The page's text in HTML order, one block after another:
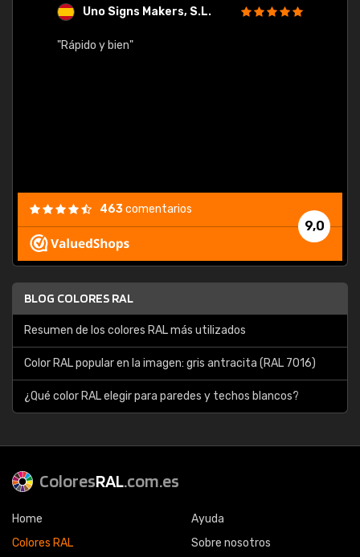
Uno Signs Makers, S.L.
"Rápido y bien"
9,0
463comentarios
BLOG COLORES RAL
Resumen de los colores RAL más utilizados
Color RAL popular en la imagen: gris antracita (RAL 7016)
¿Qué color RAL elegir para paredes y techos blancos?
ColoresRAL.com.es
Home
Colores RAL
Ayuda
Sobre nosotros